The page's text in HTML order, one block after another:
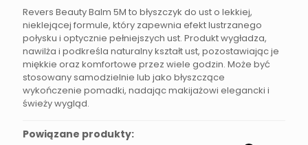
Revers Beauty Balm 5M to błyszczyk do ust o lekkiej,
nieklejącej formule, który zapewnia efekt lustrzanego
połysku i optycznie pełniejszych ust. Produkt wygładza,
nawilża i podkreśla naturalny kształt ust, pozostawiając je
miękkie oraz komfortowe przez wiele godzin. Może być
stosowany samodzielnie lub jako błyszczące
wykończenie pomadki, nadając makijażowi elegancki i
świeży wygląd.
Powiązane produkty: